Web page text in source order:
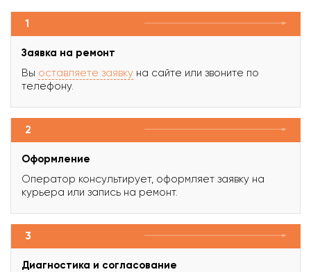
1
Заявка на ремонт
Вы оставляете заявку на сайте или звоните по
телефону.
2
Оформление
Оператор консультирует, оформляет заявку на
курьера или запись на ремонт.
3
Диагностика и согласование